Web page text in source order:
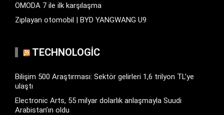
OMODA 7 ile ilk karşılaşma
Zıplayan otomobil | BYD YANGWANG U9
TECHNOLOGIC
Bilişim 500 Araştırması: Sektör gelirleri 1,6 trilyon TL’ye
ulaştı
Electronic Arts, 55 milyar dolarlık anlaşmayla Suudi
Arabistan’ın oldu